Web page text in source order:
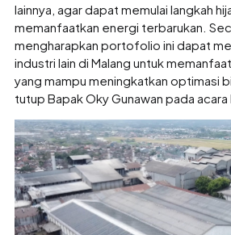
lainnya, agar dapat memulai langkah
memanfaatkan energi terbarukan.
mengharapkan portofolio ini dapat
industri lain di Malang untuk
yang mampu meningkatkan optimasi
tutup Bapak Oky Gunawan pada acara